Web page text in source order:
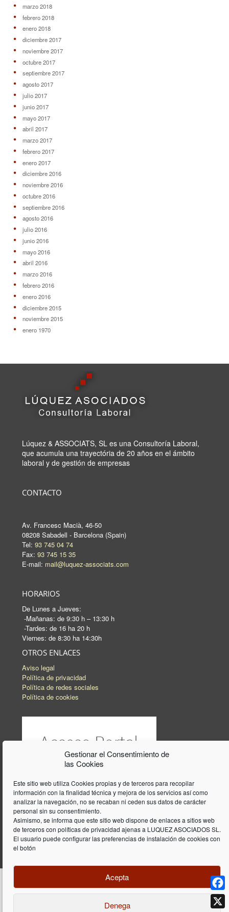
Gestionar el Consentimiento de
las Cookies
Este sitio web utiliza Cookies propias y de terceros para recopilar
información con la finalidad técnica y mejora de los servicios así como
analizar la navegación, no se recaban ni ceden sus datos de carácter
personal sin su consentimiento.
Asimismo, se informa que este sitio web dispone de enlaces a sitios web
de terceros con políticas de privacidad ajenas a LUQUEZ ASOCIADOS SL.
El usuario puede configurar las preferencias de instalación de cookies con
el botón
Acepta
Denega
marzo 2018
febrero 2018
enero 2018
diciembre 2017
noviembre 2017
octubre 2017
septiembre 2017
agosto 2017
julio 2017
junio 2017
mayo 2017
abril 2017
marzo 2017
febrero 2017
enero 2017
diciembre 2016
noviembre 2016
octubre 2016
septiembre 2016
agosto 2016
julio 2016
junio 2016
mayo 2016
abril 2016
marzo 2016
febrero 2016
enero 2016
diciembre 2015
noviembre 2015
enero 1970
Lúquez & ASSOCIATS, SL es una Consultoría Laboral,
que acumula una trayectória de 20 años en el ámbito
laboral y de gestión de empresas
CONTACTO
Av. Francesc Macià, 46-50
08208 Sabadell - Barcelona (Spain)
Tel: 93 745 04 74
Fax: 93 745 15 35
E-mail: mail@luquez-associats.com
HORARIOS
De Lunes a Jueves:
-Mañanas: de 9:30 h – 13:30 h
-Tardes: de 16 ha 20 h
Viernes: de 8:30 ha 14:30h
OTROS ENLACES
Aviso legal
Política de privacidad
Política de redes sociales
Política de cookies
Diseño y programación web porDieres.com
| Lúquez Associats SL | ©